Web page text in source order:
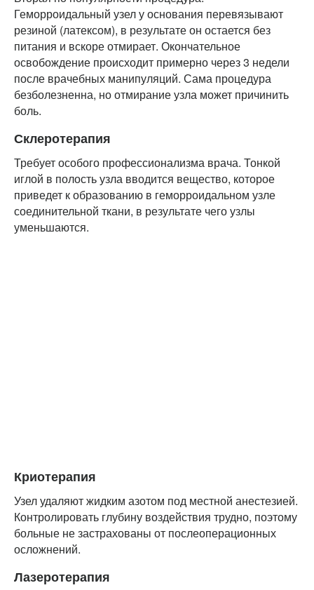
Геморроидальный узел у основания перевязывают
резиной (латексом), в результате он остается без
питания и вскоре отмирает. Окончательное
освобождение происходит примерно через 3 недели
после врачебных манипуляций. Сама процедура
безболезненна, но отмирание узла может причинить
боль.
Склеротерапия
Требует особого профессионализма врача. Тонкой
иглой в полость узла вводится вещество, которое
приведет к образованию в геморроидальном узле
соединительной ткани, в результате чего узлы
уменьшаются.
Криотерапия
Узел удаляют жидким азотом под местной анестезией.
Контролировать глубину воздействия трудно, поэтому
больные не застрахованы от послеоперационных
осложнений.
Лазеротерапия